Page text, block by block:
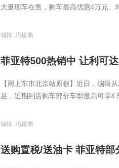
大量现车在售，购车最高优惠4万元。
编辑 :冯建鹏
菲亚特500热销中 让利可
【网上车市北京站原创】近日，编辑
足，近期到店购车部分车型最高可享
编辑 :冯建鹏
送购置税/送油卡 菲亚特部